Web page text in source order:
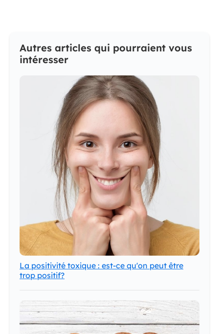
Autres articles qui pourraient vous
intéresser
La positivité toxique : est-ce qu'on peut être
trop positif?